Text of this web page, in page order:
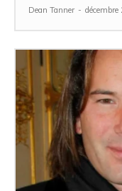
Dean Tanner -